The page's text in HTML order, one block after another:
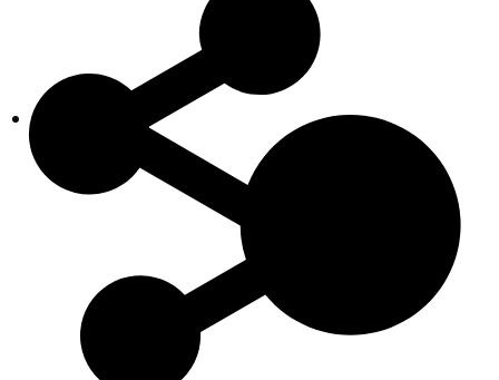
Indexen op persoonsnamen